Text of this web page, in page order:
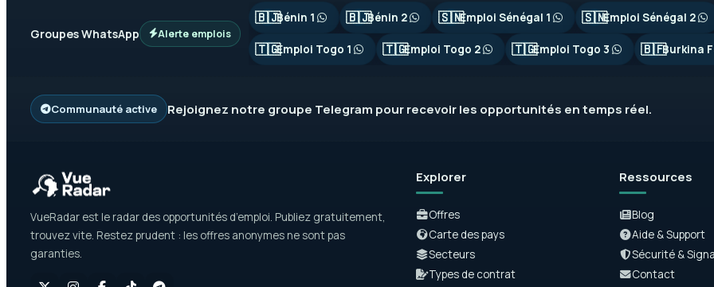
Groupes WhatsApp Alerte emplois
🇧🇯Bénin 1 🇧🇯Bénin 2 🇸🇳Emploi Sénégal 1 🇸🇳Emploi Sénégal 2
🇹🇬Emploi Togo 1 🇹🇬Emploi Togo 2 🇹🇬Emploi Togo 3 🇧🇫Burkina
Communauté active Rejoignez notre groupe Telegram pour recevoir les opportunités en temps réel.
VueRadar est le radar des opportunités d’emploi. Publiez gratuitement,
trouvez vite. Restez prudent : les offres anonymes ne sont pas
garanties.
Explorer
Offres
Carte des pays
Secteurs
Types de contrat
Ressources
Blog
Aide & Support
Sécurité &
Contact